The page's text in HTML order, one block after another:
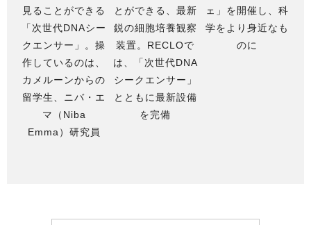
見ることができる
「次世代DNAシー
クエンサー」。操
作しているのは、
カメルーンからの
留学生、ニバ・エ
マ（Niba
Emma）研究員
とができる、最新
鋭の細胞培養観察
装置。RECLOで
は、「次世代DNA
シークエンサー」
とともに最新設備
を完備
ェ」を開催し、科
学をより身近なも
のに